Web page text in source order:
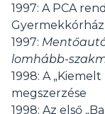
1997: A PCA
1997:
lomhább-
1998: A
megszerzése
1998: Az első